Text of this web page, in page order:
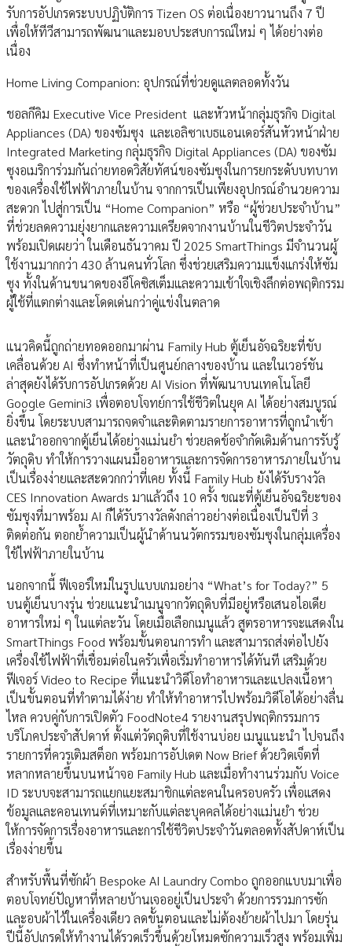
รับการอัปเกรดระบบปฏิบัติการ Tizen OS ต่อเนื่องยาวนานถึง 7 ปี
เพื่อให้ทีวีสามารถพัฒนาและมอบประสบการณ์ใหม่ ๆ ได้อย่างต่อ
เนื่อง
Home Living Companion: อุปกรณ์ที่ช่วยดูแลตลอดทั้งวัน
ชอลกีคิม Executive Vice President และหัวหน้ากลุ่มธุรกิจ Digital
Appliances (DA) ของซัมซุง และเอลิซาเบธแอนเดอร์สันหัวหน้าฝ่าย
Integrated Marketing กลุ่มธุรกิจ Digital Appliances (DA) ของซัม
ซุงอเมริการ่วมกันถ่ายทอดวิสัยทัศน์ของซัมซุงในการยกระดับบทบาท
ของเครื่องใช้ไฟฟ้าภายในบ้าน จากการเป็นเพียงอุปกรณ์อำนวยความ
สะดวก ไปสู่การเป็น “Home Companion” หรือ “ผู้ช่วยประจำบ้าน”
ที่ช่วยลดความยุ่งยากและความเครียดจากงานบ้านในชีวิตประจำวัน
พร้อมเปิดเผยว่า ในเดือนธันวาคม ปี 2025 SmartThings มีจำนวนผู้
ใช้งานมากกว่า 430 ล้านคนทั่วโลก ซึ่งช่วยเสริมความแข็งแกร่งให้ซัม
ซุง ทั้งในด้านขนาดของอีโคซิสเต็มและความเข้าใจเชิงลึกต่อพฤติกรรม
ผู้ใช้ที่แตกต่างและโดดเด่นกว่าคู่แข่งในตลาด
แนวคิดนี้ถูกถ่ายทอดออกมาผ่าน Family Hub ตู้เย็นอัจฉริยะที่ขับ
เคลื่อนด้วย AI ซึ่งทำหน้าที่เป็นศูนย์กลางของบ้าน และในเวอร์ชัน
ล่าสุดยังได้รับการอัปเกรดด้วย AI Vision ที่พัฒนาบนเทคโนโลยี
Google Gemini3 เพื่อตอบโจทย์การใช้ชีวิตในยุค AI ได้อย่างสมบูรณ์
ยิ่งขึ้น โดยระบบสามารถจดจำและติดตามรายการอาหารที่ถูกนำเข้า
และนำออกจากตู้เย็นได้อย่างแม่นยำ ช่วยลดข้อจำกัดเดิมด้านการรับรู้
วัตถุดิบ ทำให้การวางแผนมื้ออาหารและการจัดการอาหารภายในบ้าน
เป็นเรื่องง่ายและสะดวกกว่าที่เคย ทั้งนี้ Family Hub ยังได้รับรางวัล
CES Innovation Awards มาแล้วถึง 10 ครั้ง ขณะที่ตู้เย็นอัจฉริยะของ
ซัมซุงที่มาพร้อม AI ก็ได้รับรางวัลดังกล่าวอย่างต่อเนื่องเป็นปีที่ 3
ติดต่อกัน ตอกย้ำความเป็นผู้นำด้านนวัตกรรมของซัมซุงในกลุ่มเครื่อง
ใช้ไฟฟ้าภายในบ้าน
นอกจากนี้ ฟีเจอร์ใหม่ในรูปแบบเกมอย่าง “What’s for Today?” 5
บนตู้เย็นบางรุ่น ช่วยแนะนำเมนูจากวัตถุดิบที่มีอยู่หรือเสนอไอเดีย
อาหารใหม่ ๆ ในแต่ละวัน โดยเมื่อเลือกเมนูแล้ว สูตรอาหารจะแสดงใน
SmartThings Food พร้อมขั้นตอนการทำ และสามารถส่งต่อไปยัง
เครื่องใช้ไฟฟ้าที่เชื่อมต่อในครัวเพื่อเริ่มทำอาหารได้ทันที เสริมด้วย
ฟีเจอร์ Video to Recipe ที่แนะนำวิดีโอทำอาหารและแปลงเนื้อหา
เป็นขั้นตอนที่ทำตามได้ง่าย ทำให้ทำอาหารไปพร้อมวิดีโอได้อย่างลื่น
ไหล ควบคู่กับการเปิดตัว FoodNote4 รายงานสรุปพฤติกรรมการ
บริโภคประจำสัปดาห์ ตั้งแต่วัตถุดิบที่ใช้งานบ่อย เมนูแนะนำ ไปจนถึง
รายการที่ควรเติมสต็อก พร้อมการอัปเดต Now Brief ด้วยวิดเจ็ตที่
หลากหลายขึ้นบนหน้าจอ Family Hub และเมื่อทำงานร่วมกับ Voice
ID ระบบจะสามารถแยกแยะสมาชิกแต่ละคนในครอบครัว เพื่อแสดง
ข้อมูลและคอนเทนต์ที่เหมาะกับแต่ละบุคคลได้อย่างแม่นยำ ช่วย
ให้การจัดการเรื่องอาหารและการใช้ชีวิตประจำวันตลอดทั้งสัปดาห์เป็น
เรื่องง่ายขึ้น
สำหรับพื้นที่ซักผ้า Bespoke AI Laundry Combo ถูกออกแบบมาเพื่อ
ตอบโจทย์ปัญหาที่หลายบ้านเจออยู่เป็นประจำ ด้วยการรวมการซัก
และอบผ้าไว้ในเครื่องเดียว ลดขั้นตอนและไม่ต้องย้ายผ้าไปมา โดยรุ่น
ปีนี้อัปเกรดให้ทำงานได้รวดเร็วขึ้นด้วยโหมดซักความเร็วสูง พร้อมเพิ่ม